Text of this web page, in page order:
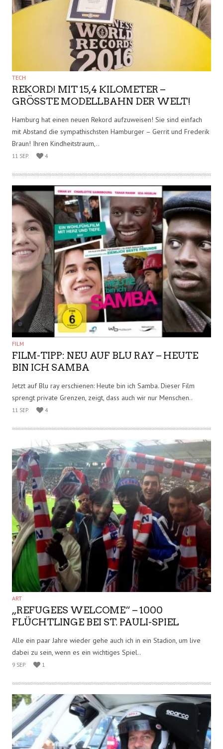
Der Namenszwilling einer Hamburger Schauspielerin lebt in
einem ehemaligen Kriegs-Bunker und ist mit ihren Inszenierungen
und Einzigartigkeit unschlagbar auffällig – Samstagabend
TECH
REKORD! MIT 15,4 KILOMETER –
GRÖSSTE MODELLBAHN DER WELT!
Hamburg hat einen neuen Rekord aufzuweisen! Sie sind einfach
mit Abstand die sympathischsten Hamburger – Gerrit und Frederik
Braun! Ihren Kindheitstraum,..
11 SEP. 4
FILM
FILM-TIPP: NEU AUF BLU RAY – HEUTE
BIN ICH SAMBA
Jetzt auf Blu ray erschienen: Heute bin ich Samba. Dieser Film
sprengt private Grenzen, zeigt, dass auch wir nur Menschen..
11 SEP. 4